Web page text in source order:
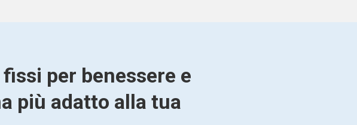
per benessere e
più adatto alla tua